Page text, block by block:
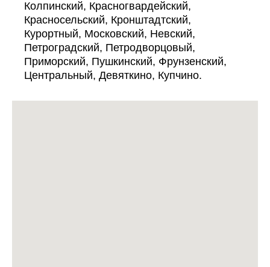
Колпинский, Красногвардейский,
Красносельский, Кронштадтский,
Курортный, Московский, Невский,
Петроградский, Петродворцовый,
Приморский, Пушкинский, Фрунзенский,
Центральный, Девяткино, Купчино.